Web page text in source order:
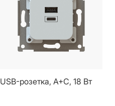
USB-розетка, A+C, 18 Вт